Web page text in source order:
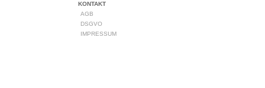
KONTAKT
AGB
DSGVO
IMPRESSUM